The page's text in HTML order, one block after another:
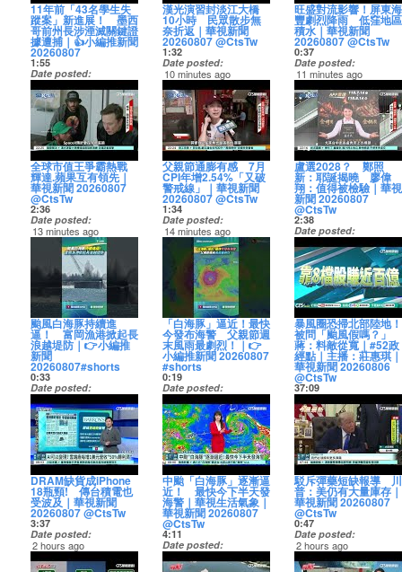
11年前「43名學生失
蹤案」新進展！ 墨西
哥前州長涉湮滅關鍵證
據遭捕｜👍小編推新聞
20260807
1:55
Date posted
7 minutes ago
【11年前「43名學生失
蹤案」新進展！ 墨西
哥前州長涉湮滅關鍵證
據遭捕】
希望懸案快解還家屬一
個真相😧〈#停不下來
編〉
#失蹤 #懸案 #墨西哥
🟡一鍵訂閱華視新聞
YOUTUBE頻道
https://pse.is/CTS_YT
🔴華視新聞24小時LIVE
https://pse.is/CTSNewsLive
🔔加Line收快訊
http://pse.is/CTS_Line
📱用APP滑新聞
https://cts.pse.is/CTS_APP
⚡最TOP新聞看【華視新
聞YT】👉
https://pse.is/CTS_YT
⚡最HOT新聞滑【華視新
聞FB】👉
http://pse.is/CTS_FB
⚡最NEW新聞滑【華視新
聞IG】👉
http://pse.is/CTS_INS
華視新聞網｜
http://pse.is/CTS_NEWS
全球資訊網｜
http://pse.is/CTS_official
#華視新聞 #小編推新聞
漢光演習封淡江大橋
10小時 民眾散步無
奈折返｜華視新聞
20260807 @CtsTw
1:32
Date posted
10 minutes ago
漢光演習，國軍昨天首
度在淡江大橋實施「阻
絕演練」因為淡江大橋
是前往台北市區的交通
要道，軍方評估它可能
成為敵軍進犯的潛在路
徑，因此封橋10小時，
在橋上架設鋼刺蝟、鐵
絲網阻絕設施，不過有
民眾不知道要封橋，在
橋上散步到一半被迫折
返。
https://news.cts.com.tw/cts/general/202608/
🔴華視新聞24小時LIVE
直播
https://pse.is/CTSNewsLive
█ 訂閱華視新聞 CH52 █
【YouTube】
https://pse.is/CTS_YT
【Facebook】
http://pse.is/CTS_FB
【Instagram】
http://pse.is/CTS_INS
【Threads】
https://pse.is/ctsnewsthreads
【LINE官方帳號】
http://pse.is/CTS_Line
【行動裝置APP】
https://cts.pse.is/CTS_APP
【華視新聞網】
http://pse.is/CTS_NEWS
【全球資訊網】
http://pse.is/CTS_official
成為華視新聞CH52的會
員並獲得福利：
https://www.yo...
旺盛對流影響！屏東海
豐劇烈降雨 低窪地區
積水｜華視新聞
20260807 @CtsTw
0:37
Date posted
11 minutes ago
受到旺盛對流影響，中
央氣象署於昨(6)日下午
針對高雄市與屏東縣發
布大雷雨即時訊息，屏
東市海豐地區，下午下
了一場短延時的強降
雨，低窪地區因此積
水。
https://
🔴華視新聞24小時LIVE
直播
https://pse.is/
█ 訂閱華視新聞 CH52 █
【YouTube】
https://pse.is/CTS_YT
【Facebook】
http://pse.is/CTS_FB
【Instagram】
http://pse.is/CTS_INS
【Threads】
https://pse.is/
【LINE官方帳號】
http://pse.is/CTS_Line
【行動裝置APP】
https://cts.pse.is/
【華視新聞網】
http://pse.is/CTS_NEWS
【全球資訊網】
http://pse.is/CTS_official
成為華視新聞CH52的會
員並獲得福利：
https://
Kg/join
#華視新聞 #CH52
全球市值王爭霸熱戰
輝達.蘋果互有領先｜
華視新聞 20260807
@CtsTw
2:36
Date posted
13 minutes ago
近期財經科技界的一大
話題，就是輝達跟蘋果
的市值龍頭之爭蘋果睽
違一年多，在7月底重新
奪回全球市值第一企業
的寶座，正當大家，開
始覺得，像蘋果這樣不
砸大錢投資AI算力也蠻可
行的，沒想到，不到一
個禮拜，輝達又再度超
越蘋果，而且穩定領
先，最新輝達陣營又多
了堅定盟友就是SpaceX
執行長馬斯克，他說
SpaceX龐大的AI晶片大
餅，全部都要給輝達。
而蘋果和輝達的市值之
爭，更可以說是AI的路線
之爭為何會如此說來看
我們進一步的分析報
導。
https://news.cts.com.tw/cts/money/202608/202608063064521.html
🔴華視新聞24小時LIVE
直播
https://pse.is/CTSNewsLive
█ 訂閱華視新聞 CH52 █
【YouTube】
https://pse.is/CTS_YT
【Facebook】
http://pse.is/CTS_FB
父親節通膨有感 7月
CPI年增2.54%「又破
警戒線」｜華視新聞
20260807 @CtsTw
1:34
Date posted
14 minutes ago
明(8)日就是父親節了，
許多麵包店都推出應景
蛋糕，但居高不下的物
價，對業者和民眾來說
都很有感！主計總處昨
(6)日公布7月消費者物價
指數，年增率達到
2.54%，已經連續三個月
突破2%通膨警戒線。其
中外食費年增率再次超
過3%，顯示國人外出用
餐的壓力依然很大，而
且受到先前的豪雨跟颱
風影響，蔬菜漲幅高達
9.31%，食物類整體漲了
1.04%，民眾荷包明顯縮
水。
https://news.cts.com.tw/cts/general/202608/
🔴華視新聞24小時LIVE
直播
https://pse.is/CTSNewsLive
█ 訂閱華視新聞 CH52 █
【YouTube】
https://pse.is/CTS_YT
【Facebook】
http://pse.is/CTS_FB
【Instagram】
http://pse.is/CTS_INS
【Threads】
https://pse.is/ctsnewsthreads
盧選2028？ 鄭照
新：耶誕揭曉 廖偉
翔：值得被檢驗｜華視
新聞 20260807
@CtsTw
2:38
Date posted
15 minutes ago
台中市長盧秀燕屢次被
國民黨內點名，是2028
總統熱門人選，台中市
副市長鄭照新也罕見把
話說明，他直言，等到
耶誕節噹噹噹的時候，
大家就會知道答案。盧
秀燕的子弟兵、立委廖
偉翔也說，盧秀燕治理
台中的經驗，值得全民
檢驗是否可以承擔責
任，並帶領國家前進，
只是媒體人黃暐瀚分
析，台北市長蔣萬安近
期號召上凱道等動作，
似乎已成為藍營新共
主。
https://
🔴華視新聞24小時LIVE
直播
https://pse.is/
█ 訂閱華視新聞 CH52 █
【YouTube】
https://pse.is/CTS_YT
【Facebook】
http://pse.is/CTS_FB
【Instagram】
http://pse.is/CTS_INS
【Threads】
颱風白海豚持續進
逼！ 富岡漁港掀起長
浪越堤防｜👉小編推
新聞
20260807#shorts
0:33
Date posted
26 minutes ago
請大家不要觀浪！〈#惟
編〉
#白海豚 #颱風 #富岡漁
港
-
🔴華視新聞24小時LIVE
直播
https://pse.is/CTSNewsLive
█ 訂閱華視新聞 CH52 █
【YouTube】
https://pse.is/CTS_YT
「白海豚」逼近！最快
今發布海警 父親節週
末風雨最劇烈！｜👉
小編推新聞 20260807
#shorts
0:19
Date posted
44 minutes ago
剛好卡在父親節週末…
聚餐計畫真的被這個颱
風打亂了！〈#西編〉
中度颱風「白海豚」持
續逼近！中央氣象署今
（7）日清晨 2 時觀測，
白海豚中心位於臺北東
北東方約 910 公里海面
上，以每小時 18 轉 12
公里速度向西推進，預
測 8 日至 9 日將是最接
近臺灣的時刻；受颱風
及其外圍環流影響，各
地天氣極不穩定，其中
暴風圈恐掃北部陸地！
被問「颱風假嗎？」
蔣：料敵從寬｜#52政
經點｜主播：莊惠琪｜
華視新聞 20260806
@CtsTw
37:09
Date posted
51 minutes ago
白海豚颱風來襲，根據
氣象署預報，北部地區
受暴風圈侵襲機率增
加。截至今(6)日下午4
點，連江縣60%，北北
基45%到50%。雙北地
區不少活動提前喊卡或
延期。像是模型玩具
展，今(6)日可能是最後
營業日，不少民眾搶拍
五公尺巨型鋼彈，淡水
漁人碼頭煙火秀確定延
期，金山中角灣衝浪基
地部分活動停辦。至於
DRAM缺貨成iPhone
18瓶頸! 傳台積電也
受波及｜華視新聞
20260807 @CtsTw
3:37
Date posted
2 hours ago
8月7日的《傲見趨
勢》，主播黃傲天帶您
中颱「白海豚」逐漸逼
近！ 最快今下半天發
海警｜華視生活氣象｜
華視新聞 20260807
@CtsTw
4:11
Date posted
2 hours ago
今(7)日颱風外圍雲系接
駁斥彈藥短缺報導 川
普：美仍有大量庫存｜
華視新聞 20260807
@CtsTw
0:47
Date posted
2 hours ago
媒體報導美國武器庫存
日益減少，總統「川